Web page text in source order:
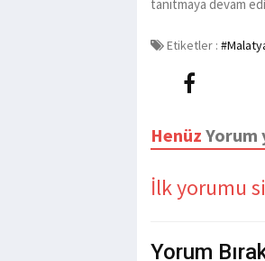
tanıtmaya devam
Etiketler :
Henüz Yorum
İlk yorumu
Yorum